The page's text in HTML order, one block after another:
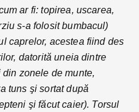
ar fi: topirea, uscarea,
s-a folosit bumbacul)
caprelor, acestea fiind des
datorită uneia dintre
zonele de munte,
tuns şi sortat după
şi făcut caier). Torsul